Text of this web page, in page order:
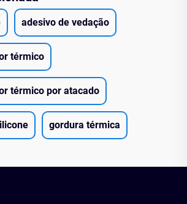
adesivo de vedação
térmico
térmico por atacado
gordura térmica